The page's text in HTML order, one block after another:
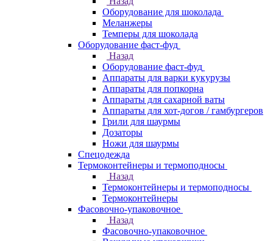
Оборудование для шоколада
Меланжеры
Темперы для шоколада
Оборудование фаст-фуд
Назад
Оборудование фаст-фуд
Аппараты для варки кукурузы
Аппараты для попкорна
Аппараты для сахарной ваты
Аппараты для хот-догов / гамбургеров
Грили для шаурмы
Дозаторы
Ножи для шаурмы
Спецодежда
Термоконтейнеры и термоподносы
Назад
Термоконтейнеры и термоподносы
Термоконтейнеры
Фасовочно-упаковочное
Назад
Фасовочно-упаковочное